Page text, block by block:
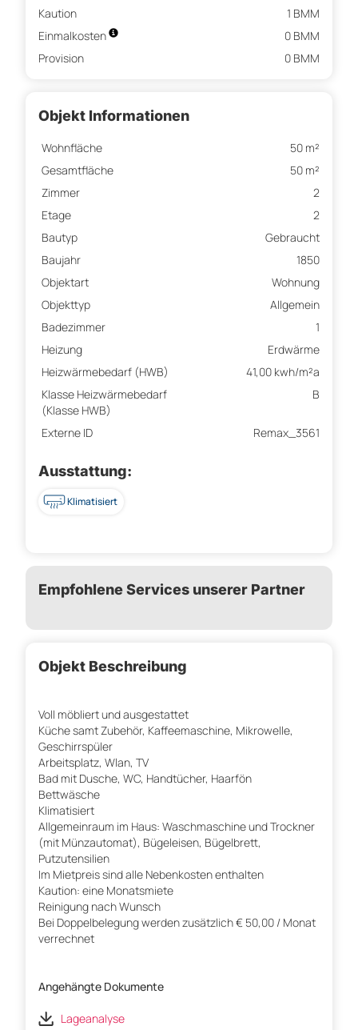
Kaution
1 BMM
Einmalkosten
0 BMM
Provision
0 BMM
Objekt Informationen
Wohnfläche
50 m²
Gesamtfläche
50 m²
Zimmer
2
Etage
2
Bautyp
Gebraucht
Baujahr
1850
Objektart
Wohnung
Objekttyp
Allgemein
Badezimmer
1
Heizung
Erdwärme
Heizwärmebedarf (HWB)
41,00 kwh/m²a
Klasse Heizwärmebedarf
(Klasse HWB)
B
Externe ID Remax_3561
Ausstattung:
Klimatisiert
Empfohlene Services unserer Partner
Objekt Beschreibung
Voll möbliert und ausgestattet
Küche samt Zubehör, Kaffeemaschine, Mikrowelle,
Geschirrspüler
Arbeitsplatz, Wlan, TV
Bad mit Dusche, WC, Handtücher, Haarfön
Bettwäsche
Klimatisiert
Allgemeinraum im Haus: Waschmaschine und Trockner
(mit Münzautomat), Bügeleisen, Bügelbrett,
Putzutensilien
Im Mietpreis sind alle Nebenkosten enthalten
Kaution: eine Monatsmiete
Reinigung nach Wunsch
Bei Doppelbelegung werden zusätzlich € 50,00 / Monat
verrechnet
Angehängte Dokumente
Lageanalyse